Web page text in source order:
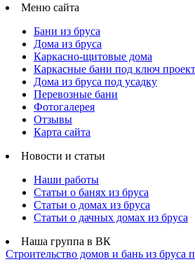
Меню сайта
Бани из бруса
Дома из бруса
Каркасно-щитовые дома
Каркасные бани под ключ
Дома из бруса под усадку
Перевозные бани
Фотогалерея
Отзывы
Карта сайта
Новости и статьи
Наши работы
Статьи о банях из бруса
Статьи о домах из бруса
Статьи о дачных домах из бруса
Наша группа в ВК
Строительство домов и бань из бруса